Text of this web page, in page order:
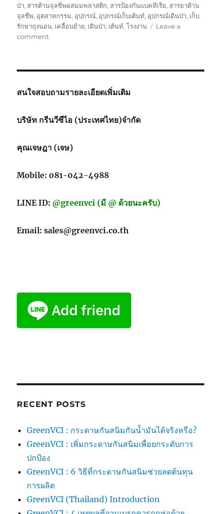
ป่า, สารต้านจุลชีพผสมมพลาสติก, สารป้องกันแบคทีเรีย, สารยาต้าน
จุลชีพ, อุตสาหกรรม, อุปกรณ์, อุปกรณ์เก็บเต้นท์, อุปกรณ์เดินป่า, เก็บ
รักษาถุงนอน, เคลื่อนย้าย, เดินป่า, เต้นท์,โรงงาน
Leave a
commenton
ซ้ำ
เก็บ
ขนส่ง
สนใจสอบถามรายละเอียดเพิ่มเติม
บริษัท กรีนวีซีไอ (ประเทศไทย)จำกัด
คุณเจษฎา (เจษ)
Mobile: 081-042-4988
LINE ID: @greenvci (มี @ ด้วยนะครับ)
Email: sales@greenvci.co.th
RECENT POSTS
GreenVCI : กระดาษกันสนิมกันน้ำมันได้จริงหรือ?
GreenVCI : เพิ่มกระดาษกันสนิมเพื่อยกระดับการ
ปกป้อง
GreenVCI : 6 วิธีที่กระดาษกันสนิมช่วยลดต้นทุน
การผลิต
GreenVCI (Thailand) Introduction